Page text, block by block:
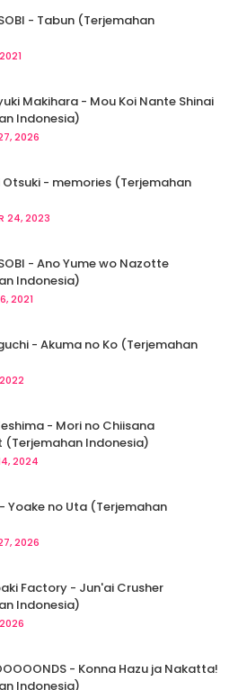
- Tabun (Terjemahan
Makihara - Mou Koi Nante Shinai
Indonesia)
2026
Otsuki - memories (Terjemahan
24, 2023
- Ano Yume wo Nazotte
Indonesia)
2021
- Akuma no Ko (Terjemahan
- Mori no Chiisana
(Terjemahan Indonesia)
2024
Yoake no Uta (Terjemahan
2026
Factory - Jun'ai Crusher
Indonesia)
- Konna Hazu ja Nakatta!
Indonesia)